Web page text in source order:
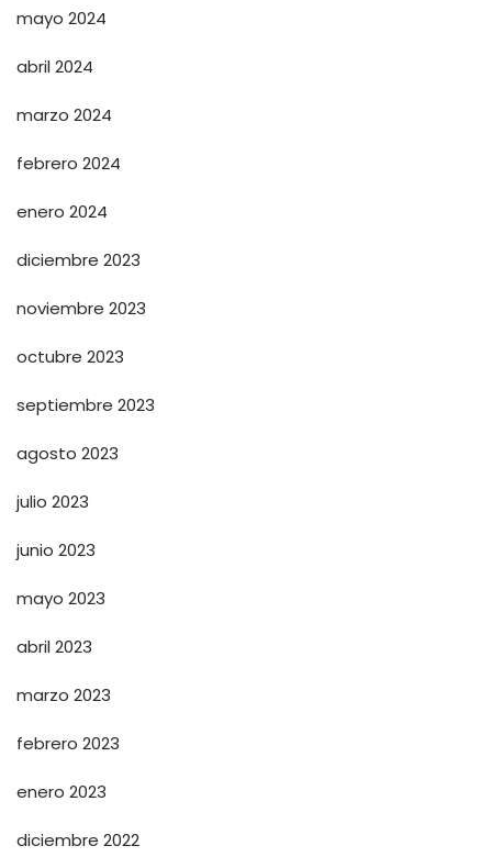
mayo 2024
abril 2024
marzo 2024
febrero 2024
enero 2024
diciembre 2023
noviembre 2023
octubre 2023
septiembre 2023
agosto 2023
julio 2023
junio 2023
mayo 2023
abril 2023
marzo 2023
febrero 2023
enero 2023
diciembre 2022